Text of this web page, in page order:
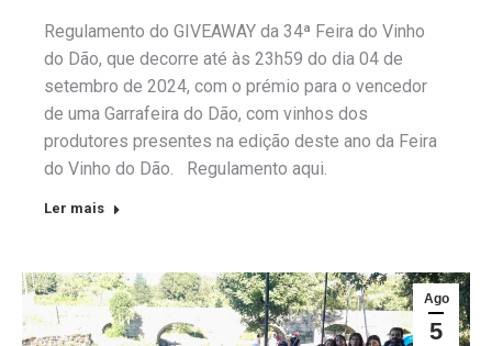
Regulamento do GIVEAWAY da 34ª Feira do Vinho
do Dão, que decorre até às 23h59 do dia 04 de
setembro de 2024, com o prémio para o vencedor
de uma Garrafeira do Dão, com vinhos dos
produtores presentes na edição deste ano da Feira
do Vinho do Dão. Regulamento aqui.
Ler mais
Ago
5